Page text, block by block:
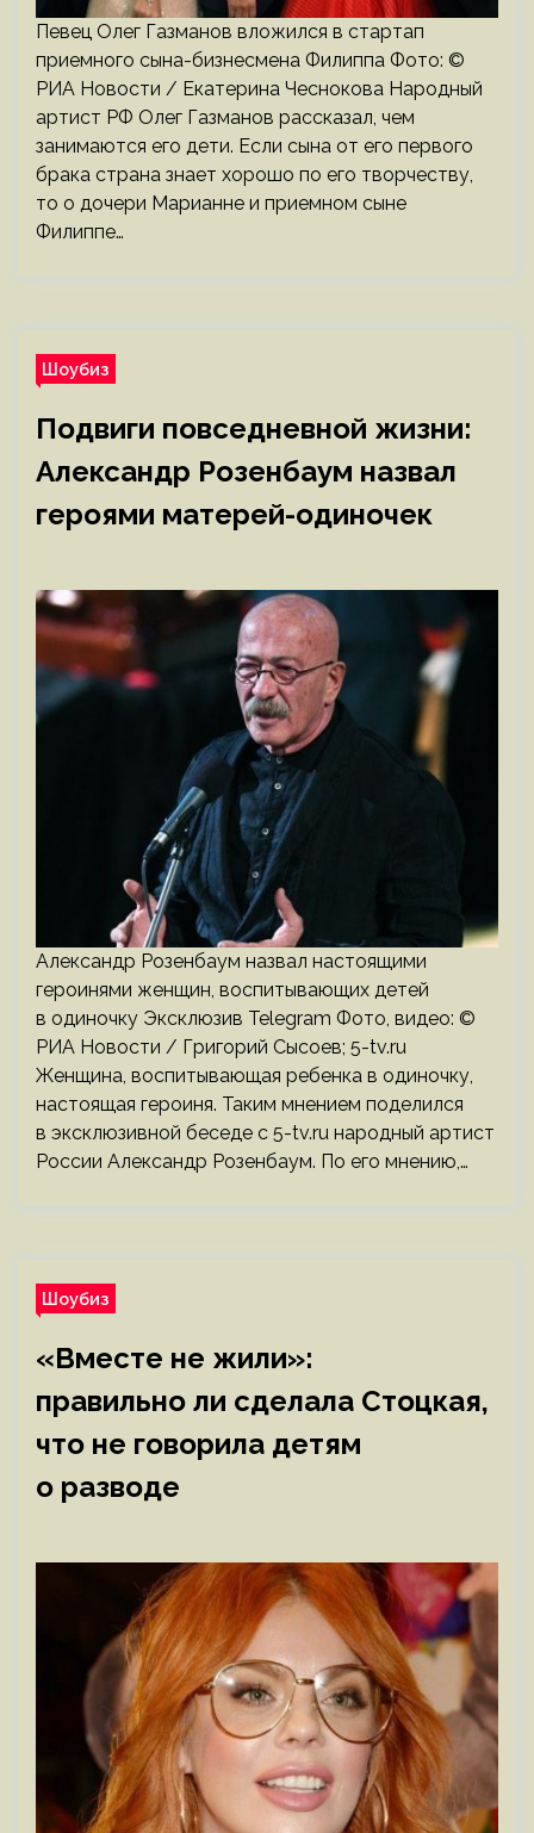
Певец Олег Газманов вложился в стартап
приемного сына-бизнесмена Филиппа Фото: ©
РИА Новости / Екатерина Чеснокова Народный
артист РФ Олег Газманов рассказал, чем
занимаются его дети. Если сына от его первого
брака страна знает хорошо по его творчеству,
то о дочери Марианне и приемном сыне
Филиппе…
Шоубиз
Подвиги повседневной жизни:
Александр Розенбаум назвал
героями матерей-одиночек
Александр Розенбаум назвал настоящими
героинями женщин, воспитывающих детей
в одиночку Эксклюзив Telegram Фото, видео: ©
РИА Новости / Григорий Сысоев; 5-tv.ru
Женщина, воспитывающая ребенка в одиночку,
настоящая героиня. Таким мнением поделился
в эксклюзивной беседе с 5-tv.ru народный артист
России Александр Розенбаум. По его мнению,…
Шоубиз
«Вместе не жили»:
правильно ли сделала Стоцкая,
что не говорила детям
о разводе